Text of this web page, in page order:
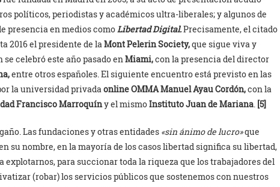
políticos, periodistas y académicos ultra-liberales; y algunos de
presencia en medios comoLibertad Digital.Precisamente, el citado
2016 el presidente de la Mont Pelerin Society,que sigue viva y
celebró este año pasado en Miami,con la presencia del director
entre otros españoles. El siguiente encuentro está previsto en las
la universidad privada online OMMA Manuel Ayau Cordón,con la
Francisco Marroquíny el mismoInstituto Juan de Mariana [5]
Las fundaciones y otras entidades «sin ánimo de lucro»que
su nombre, en la mayoría de los casos libertad significa su libertad,
explotarnos, para succionar toda la riqueza que los trabajadores del
(robar) los servicios públicos que sostenemos con nuestros